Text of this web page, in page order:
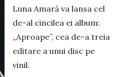
Luna Ama­ră va lan­sa cel
de-al cincilea ei al­bum:
„Aproape”, cea de-a treia
editare a unui disc pe
vinil.